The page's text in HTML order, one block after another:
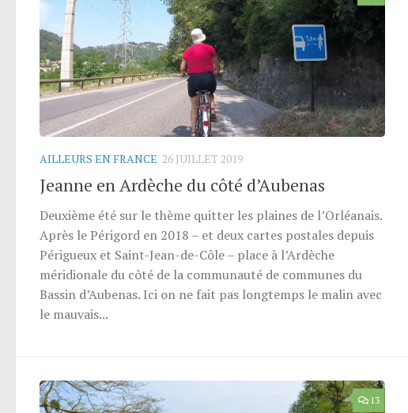
AILLEURS EN FRANCE 26 JUILLET 2019
Jeanne en Ardèche du côté d’Aubenas
Deuxième été sur le thème quitter les plaines de l’Orléanais.
Après le Périgord en 2018 – et deux cartes postales depuis
Périgueux et Saint-Jean-de-Côle – place à l’Ardèche
méridionale du côté de la communauté de communes du
Bassin d’Aubenas. Ici on ne fait pas longtemps le malin avec
le mauvais...
13